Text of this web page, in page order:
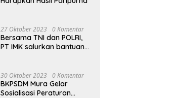
27 Oktober 2023 0 Komentar
Bersama TNI dan POLRI,
PT IMK salurkan bantuan
30 Oktober 2023 0 Komentar
BKPSDM Mura Gelar
Sosialisasi Peraturan